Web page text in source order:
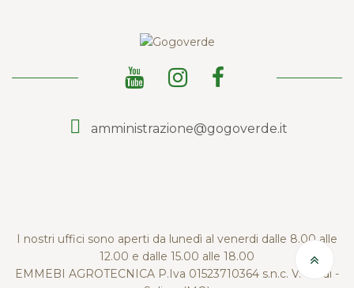
amministrazione@gogoverde.it
I nostri uffici sono aperti da lunedì al venerdi dalle 8.00 alle
12.00 e dalle 15.00 alle 18.00
EMMEBI AGROTECNICA P.Iva 01523710364 s.n.c. V. Verdi -